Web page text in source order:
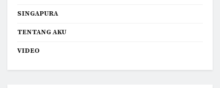
SINGAPURA
TENTANG AKU
VIDEO